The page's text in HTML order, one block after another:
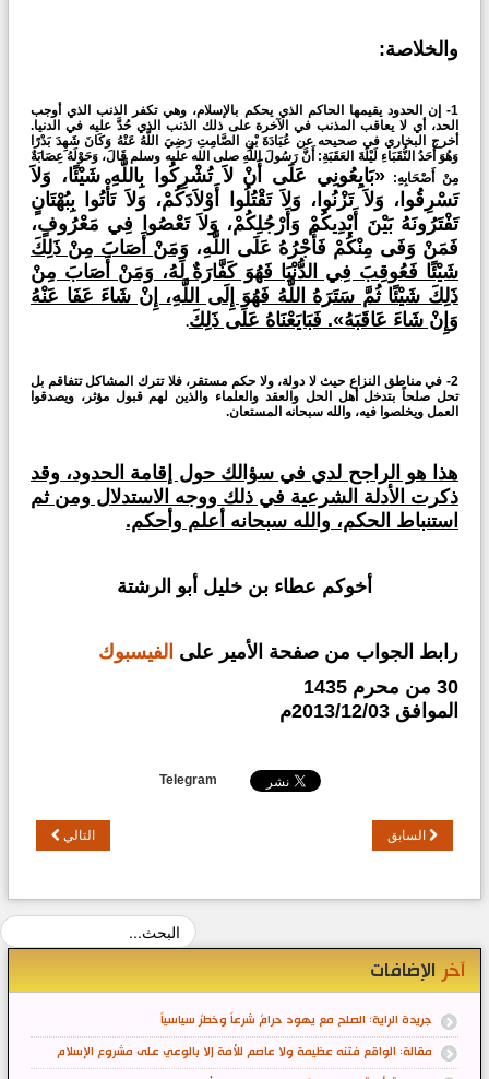
والخلاصة:
1- إن الحدود يقيمها الحاكم الذي يحكم بالإسلام، وهي تكفر الذنب الذي أوجب
الحد، أي لا يعاقب المذنب في الآخرة على ذلك الذنب الذي حُدَّ عليه في الدنيا.
أخرج البخاري في صحيحه عن عُبَادَةَ بْنِ الصَّامِتِ رَضِيَ اللَّهُ عَنْهُ وَكَانَ شَهِدَ بَدْرًا
وَهُوَ أَحَدُ النُّقَبَاءِ لَيْلَةَ العَقَبَةِ: أَنَّ رَسُولَ اللَّهِ صلى الله عليه وسلم قَالَ، وَحَوْلَهُ عِصَابَةٌ
مِنْ أَصْحَابِهِ: «بَايِعُونِي عَلَى أَنْ لاَ تُشْرِكُوا بِاللَّهِ شَيْئًا، وَلاَ
تَسْرِقُوا، وَلاَ تَزْنُوا، وَلاَ تَقْتُلُوا أَوْلاَدَكُمْ، وَلاَ تَأْتُوا بِبُهْتَانٍ
تَفْتَرُونَهُ بَيْنَ أَيْدِيكُمْ وَأَرْجُلِكُمْ، وَلاَ تَعْصُوا فِي مَعْرُوفٍ،
فَمَنْ وَفَى مِنْكُمْ فَأَجْرُهُ عَلَى اللَّهِ، وَمَنْ أَصَابَ مِنْ ذَلِكَ
شَيْئًا فَعُوقِبَ فِي الدُّنْيَا فَهُوَ كَفَّارَةٌ لَهُ، وَمَنْ أَصَابَ مِنْ
ذَلِكَ شَيْئًا ثُمَّ سَتَرَهُ اللَّهُ فَهُوَ إِلَى اللَّهِ، إِنْ شَاءَ عَفَا عَنْهُ
وَإِنْ شَاءَ عَاقَبَهُ». فَبَايَعْنَاهُ عَلَى ذَلِكَ.
2- في مناطق النزاع حيث لا دولة، ولا حكم مستقر، فلا تترك المشاكل تتفاقم بل
تحل صلحاً بتدخل أهل الحل والعقد والعلماء والذين لهم قبول مؤثر، ويصدقوا
العمل ويخلصوا فيه، والله سبحانه المستعان.
هذا هو الراجح لدي في سؤالك حول إقامة الحدود، وقد
ذكرت الأدلة الشرعية في ذلك ووجه الاستدلال ومن ثم
استنباط الحكم، والله سبحانه أعلم وأحكم.
أخوكم عطاء بن خليل أبو الرشتة
رابط الجواب من صفحة الأمير على الفيسبوك
30 من محرم 1435
الموافق 2013/12/03م
Telegram
السابق التالي
آخر الإضافات
جريدة الراية: الصلح مع يهود حرامٌ شرعاً وخطرٌ سياسياً
مقالة: الواقع فتنه عظيمة ولا عاصم للأمة إلا بالوعي على مشروع الإسلام